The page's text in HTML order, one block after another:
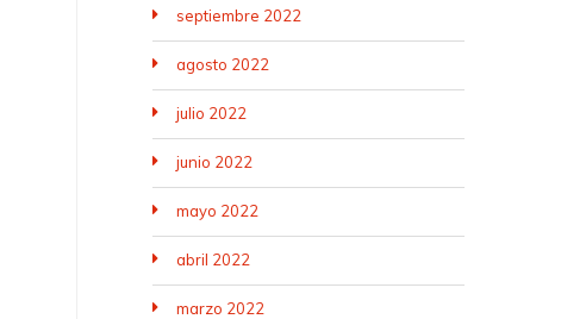
septiembre 2022
agosto 2022
julio 2022
junio 2022
mayo 2022
abril 2022
marzo 2022